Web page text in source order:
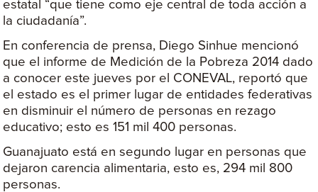
estatal “que tiene como eje central de toda acción a
la ciudadanía”.
En conferencia de prensa, Diego Sinhue mencionó
que el informe de Medición de la Pobreza 2014 dado
a conocer este jueves por el CONEVAL, reportó que
el estado es el primer lugar de entidades federativas
en disminuir el número de personas en rezago
educativo; esto es 151 mil 400 personas.
Guanajuato está en segundo lugar en personas que
dejaron carencia alimentaria, esto es, 294 mil 800
personas.